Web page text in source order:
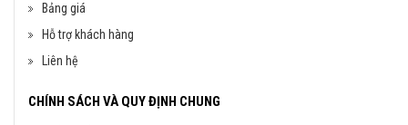
Bảng giá
Hỗ trợ khách hàng
Liên hệ
CHÍNH SÁCH VÀ QUY ĐỊNH CHUNG